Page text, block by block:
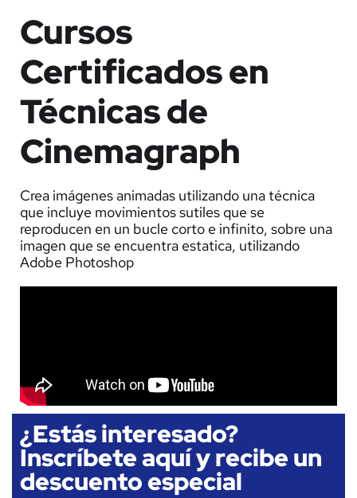
Cursos
Certificados en
Técnicas de
Cinemagraph
Crea imágenes animadas utilizando una técnica
que incluye movimientos sutiles que se
reproducen en un bucle corto e infinito, sobre una
imagen que se encuentra estatica, utilizando
Adobe Photoshop
¿Estás interesado?
Inscríbete aquí y recibe un
descuento especial